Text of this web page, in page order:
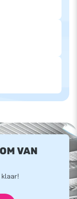
VAN
klaar!